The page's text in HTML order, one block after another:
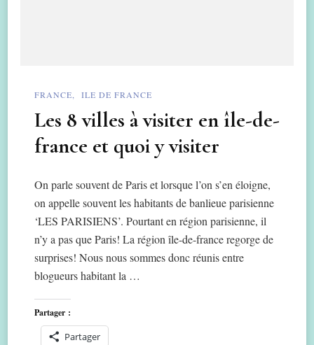
FRANCE ILE DE FRANCE
Les 8 villes à visiter en île-de-
france et quoi y visiter
On parle souvent de Paris et lorsque l’on s’en éloigne,
on appelle souvent les habitants de banlieue parisienne
‘LES PARISIENS’. Pourtant en région parisienne, il
n’y a pas que Paris! La région île-de-france regorge de
surprises! Nous nous sommes donc réunis entre
blogueurs habitant la …
Partager :
Partager